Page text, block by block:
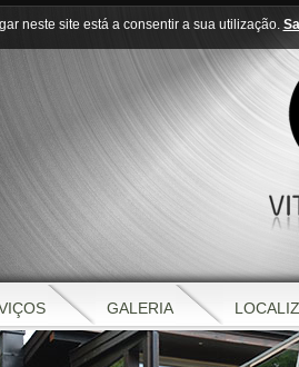
GALERIA
neste site está a consentir a sua utilização.